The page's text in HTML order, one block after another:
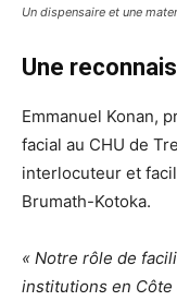
Un dispensaire et une
Une
Emmanuel Konan,
facial au CHU de
interlocuteur et
Brumath-Kotoka.
« Notre rôle de
institutions en Côte